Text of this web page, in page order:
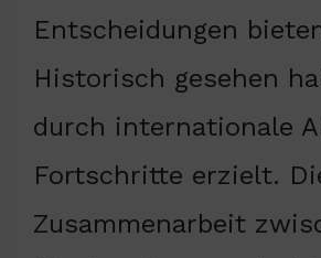
Entscheidungen
Historisch gesehen
durch internationale
Fortschritte erzielt.
Zusammenarbeit